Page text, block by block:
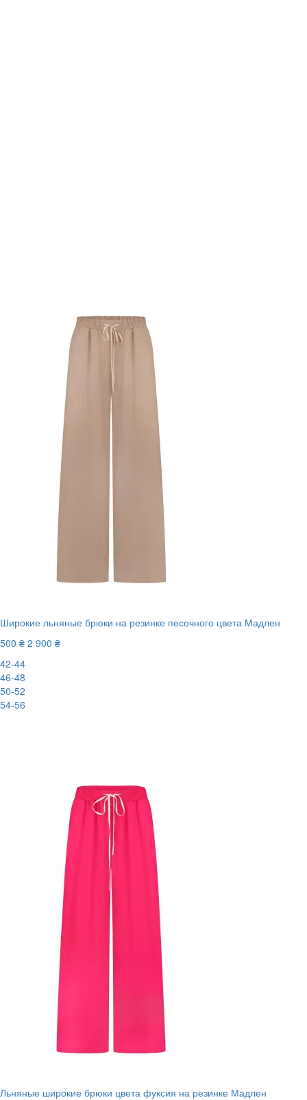
Широкие льняные брюки на резинке песочного цвета Мадлен
500 ₴ 2 900 ₴
42-44
46-48
50-52
54-56
Льняные широкие брюки цвета фуксия на резинке Мадлен